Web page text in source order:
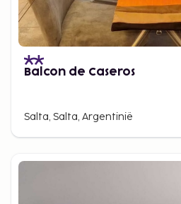
Balcon de Caseros
Salta, Salta, Argentinië